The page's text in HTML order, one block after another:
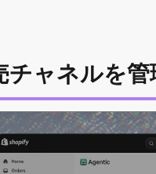
チャネルを管